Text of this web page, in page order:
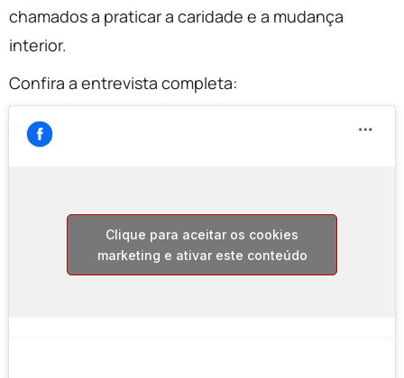
chamados a praticar a caridade e a mudança
interior.
Confira a entrevista completa:
Clique para aceitar os cookies
marketing e ativar este conteúdo